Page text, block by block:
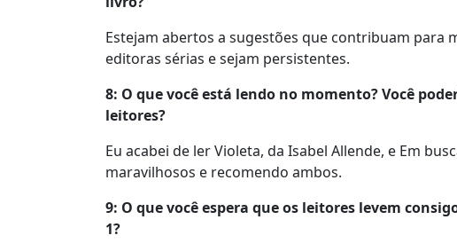
Estejam abertos a sugestões que contribuam
editoras sérias e sejam persistentes.
8: O que você está lendo no momento? Você
leitores?
Eu acabei de ler Violeta, da Isabel Allende, e Em
maravilhosos e recomendo ambos.
9: O que você espera que os leitores levem
1?